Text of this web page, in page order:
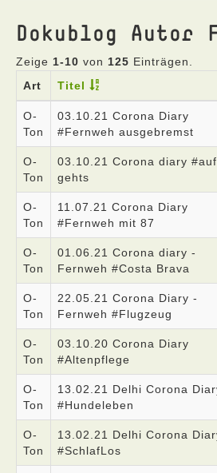
Dokublog Autor
Zeige 1-10 von 125 Einträgen.
Art
Titel
O-
Ton
03.10.21 Corona Diary
#Fernweh ausgebremst
O-
Ton
03.10.21 Corona diary #auf
gehts
O-
Ton
11.07.21 Corona Diary
#Fernweh mit 87
O-
Ton
01.06.21 Corona diary -
Fernweh #Costa Brava
O-
Ton
22.05.21 Corona Diary -
Fernweh #Flugzeug
O-
Ton
03.10.20 Corona Diary
#Altenpflege
O-
Ton
13.02.21 Delhi Corona
#Hundeleben
O-
Ton
13.02.21 Delhi Corona
#SchlafLos